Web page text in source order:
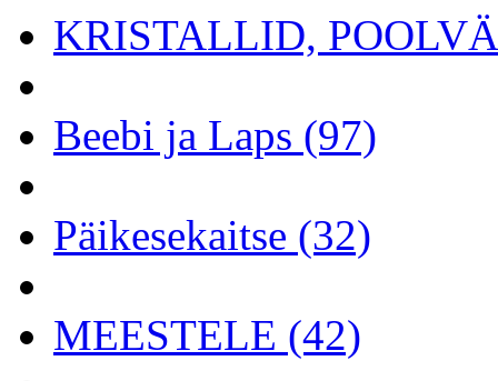
KRISTALLID,
Beebi ja Laps (97)
Päikesekaitse (32)
MEESTELE (42)